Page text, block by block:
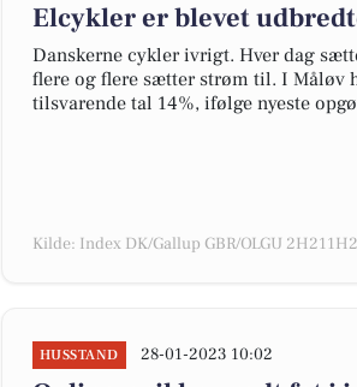
Elcykler er blevet
Danskerne cykler ivrigt. Hver dag
flere og flere sætter strøm til. I Måløv
tilsvarende tal 14%, ifølge nyeste
Kilde: Index DK/Gallup GBR/OLGU
HUSSTAND 28-01-2023 10:02